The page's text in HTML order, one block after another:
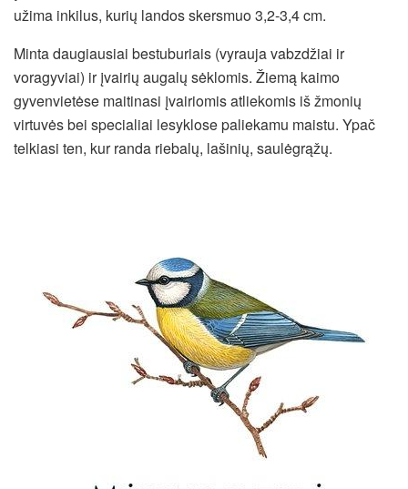
užima inkilus, kurių landos skersmuo 3,2-3,4 cm.
Minta daugiausiai bestuburiais (vyrauja vabzdžiai ir
voragyviai) ir įvairių augalų sėklomis. Žiemą kaimo
gyvenvietėse maitinasi įvairiomis atliekomis iš žmonių
virtuvės bei specialiai lesyklose paliekamu maistu. Ypač
telkiasi ten, kur randa riebalų, lašinių, saulėgrąžų.